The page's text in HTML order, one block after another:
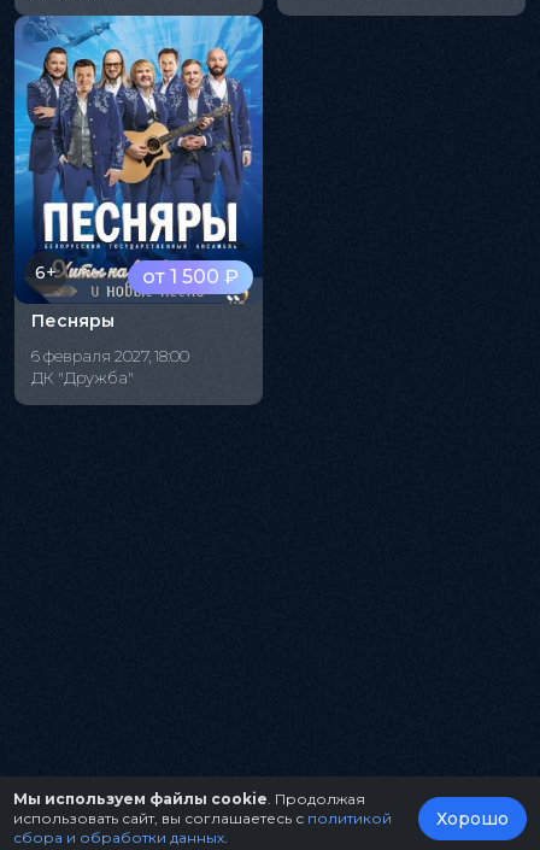
от 1 500 ₽
6+
Песняры
6 февраля 2027, 18:00
ДК "Дружба"
Мы используем файлы cookie . Продолжая
использовать сайт, вы соглашаетесь с политикой
сбора и обработки данных
Хорошо